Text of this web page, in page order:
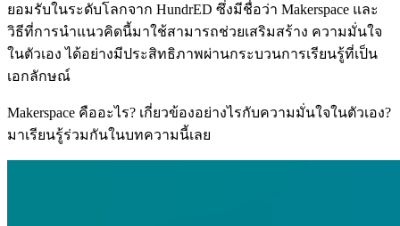
ยอมรับในระดับโลกจาก HundrED ซึ่งมีชื่อว่า Makerspace และ
วิธีที่การนำแนวคิดนี้มาใช้สามารถช่วยเสริมสร้าง ความมั่นใจ
ในตัวเอง ได้อย่างมีประสิทธิภาพผ่านกระบวนการเรียนรู้ที่เป็น
เอกลักษณ์
Makerspace คืออะไร? เกี่ยวข้องอย่างไรกับความมั่นใจในตัวเอง?
มาเรียนรู้ร่วมกันในบทความนี้เลย